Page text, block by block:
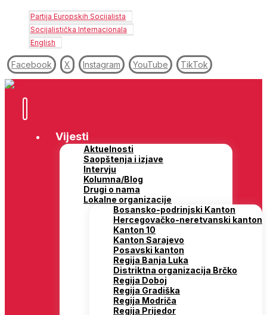
Partija Europskih Socijalista
Socijalistička Internacionala
English
Facebook X Instagram YouTube TikTok
Vijesti
Aktuelnosti
Saopštenja i izjave
Intervju
Kolumna/Blog
Drugi o nama
Lokalne organizacije
Bosansko-podrinjski Kanton
Hercegovačko-neretvanski kanton
Kanton 10
Kanton Sarajevo
Posavski kanton
Regija Banja Luka
Distriktna organizacija Brčko
Regija Doboj
Regija Gradiška
Regija Modriča
Regija Prijedor